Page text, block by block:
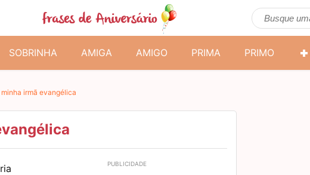
SOBRINHA AMIGA AMIGO PRIMA PRIMO
irmã evangélica